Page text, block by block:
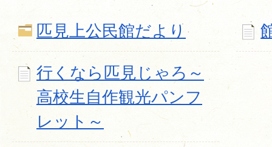
匹見上公民館だより
行くなら匹見じゃろ～
高校生自作観光パンフ
レット～